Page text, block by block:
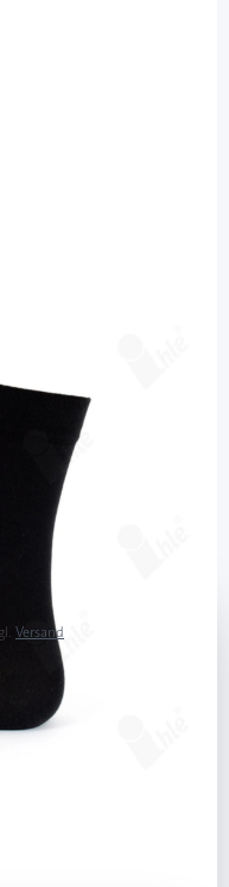
klassisch
Einzelsocke
Versand